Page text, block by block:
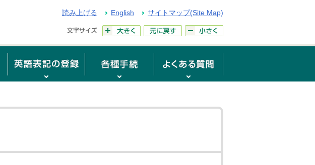
読み上げる English サイトマップ(Site Map)